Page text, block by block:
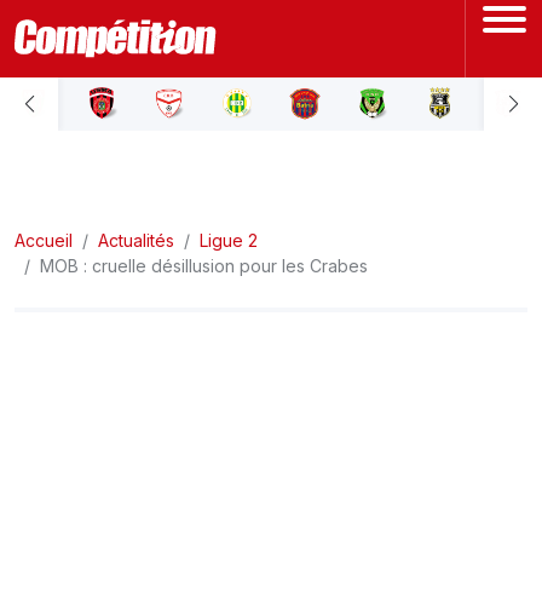
ACCUEIL
LIGUE 2
Accueil Actualités
Ligue 2
MOB : cruelle désillusion pour les Crabes